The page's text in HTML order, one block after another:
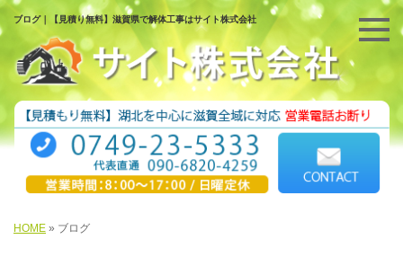
ブログ｜【見積り無料】滋賀県で解体工事はサイト株式会社
HOME » ブログ